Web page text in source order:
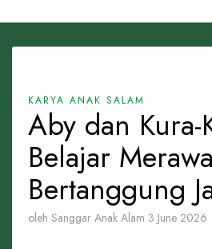
KARYA ANAK SALAM
Aby dan Kura-
Belajar
Bertanggung
oleh Sanggar Anak Alam 3 June 2026